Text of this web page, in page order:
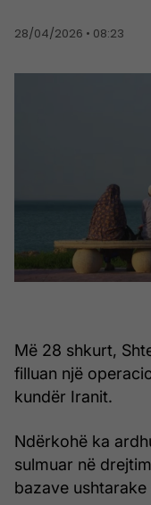
28/04/2026 • 08:23
Më 28 shkurt,
filluan një
kundër Iranit.
Ndërkohë ka
sulmuar në
bazave